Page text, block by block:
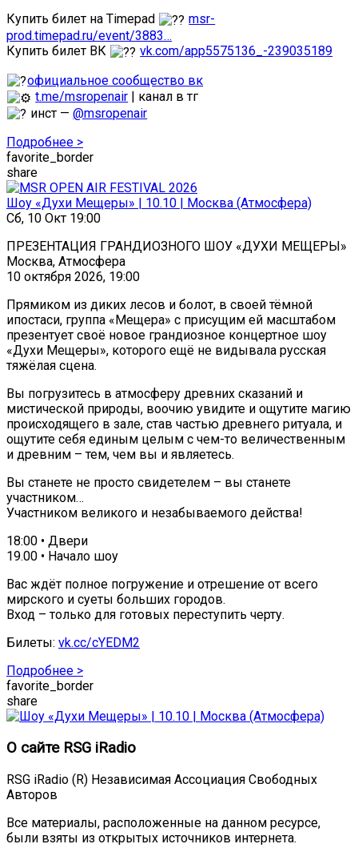
Купить билет на Timepad
msr-
prod.timepad.ru/event/3883…
Купить билет ВК
vk.com/app5575136_-239035189
официальное сообщество вк
t.me/msropenair | канал в тг
инст —@msropenair
Подробнее >
favorite_border
share
Шоу «Духи Мещеры» | 10.10 | Москва (Атмосфера)
Сб, 10 Окт 19:00
ПРЕЗЕНТАЦИЯ ГРАНДИОЗНОГО ШОУ «ДУХИ МЕЩЕРЫ»
Москва, Атмосфера
10 октября 2026, 19:00
Прямиком из диких лесов и болот, в своей тёмной
ипостаси, группа «Мещера» с присущим ей масштабом
презентует своё новое грандиозное концертное шоу
«Духи Мещеры», которого ещё не видывала русская
тяжёлая сцена.
Вы погрузитесь в атмосферу древних сказаний и
мистической природы, воочию увидите и ощутите магию
происходящего в зале, став частью древнего ритуала, и
ощутите себя единым целым с чем-то величественным
и древним – тем, чем вы и являетесь.
Вы станете не просто свидетелем – вы станете
участником…
Участником великого и незабываемого действа!
18:00 • Двери
19.00 • Начало шоу
Вас ждёт полное погружение и отрешение от всего
мирского и суеты больших городов.
Вход – только для готовых переступить черту.
Билеты: vk.cc/cYEDM2
Подробнее >
favorite_border
share
О сайте RSG iRadio
RSG iRadio (R) Независимая Ассоциация Свободных
Авторов
Все материалы, расположенные на данном ресурсе,
были взяты из открытых источников интернета.